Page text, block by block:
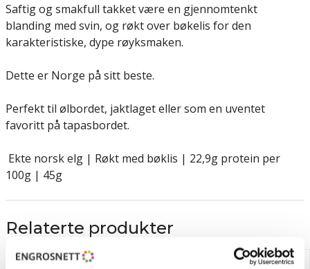
Saftig og smakfull takket være en gjennomtenkt
blanding med svin, og røkt over bøkelis for den
karakteristiske, dype røyksmaken.
Dette er Norge på sitt beste.
Perfekt til ølbordet, jaktlaget eller som en uventet
favoritt på tapasbordet.
Ekte norsk elg | Røkt med bøklis | 22,9g protein per
100g | 45g
Relaterte produkter